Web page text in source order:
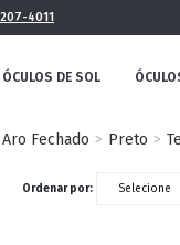
4011
ÓCULOS DE SOL
Aro Fechado Preto
Ordenar por: